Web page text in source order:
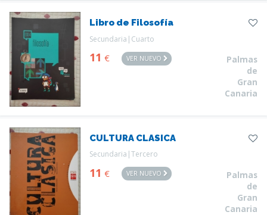
Libro de Filosofía
Secundaria|Cuarto
11 € VER NUEVO
Palmas
de
Gran
Canaria
CULTURA CLASICA
Secundaria|Tercero
11 € VER NUEVO
Palmas
de
Gran
Canaria